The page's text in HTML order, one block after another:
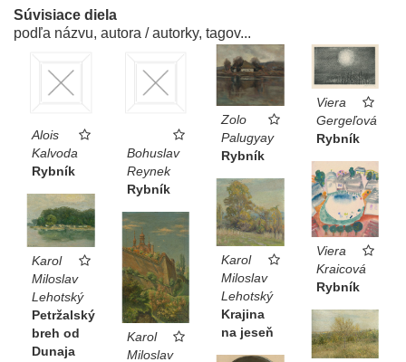
Súvisiace diela
podľa názvu, autora / autorky, tagov...
Alois
Kalvoda
Rybník
Bohuslav
Reynek
Rybník
Zolo
Palugyay
Rybník
Viera
Gergeľová
Rybník
Viera
Kraicová
Rybník
Karol
Miloslav
Lehotský
Krajina
na jeseň
Karol
Miloslav
Lehotský
Petržalský
breh od
Dunaja
Karol
Miloslav